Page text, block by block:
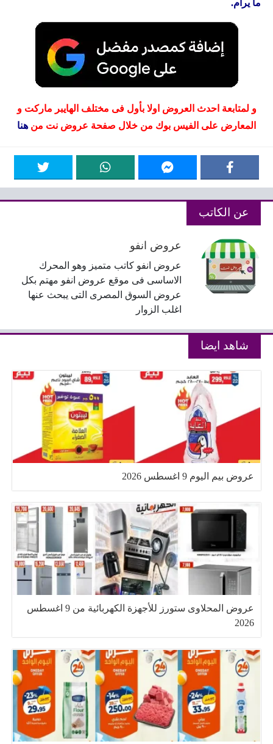
ما يرام.
و لمتابعة احدث العروض اولا بأول فى مختلف الهايبر ماركت و
المعارض على الفيس بوك من خلال صفحة عروض نت من هنا
عن الكاتب
عروض انفو
عروض انفو كاتب متميز وهو المحرك
الاساسى فى موقع عروض انفو مهتم بكل
عروض السوق المصرى التى يبحث عنها
اغلب الزوار
شاهد ايضا
عروض بيم اليوم 9 اغسطس 2026
عروض المحلاوى ستورز للأجهزة الكهربائية من 9 اغسطس
2026